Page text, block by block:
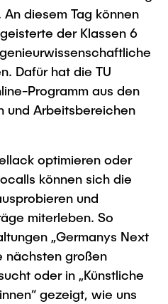
to Face Climate
Support
News
in Education
Technology
Team
An diesem Tag können
der Klassen 6
Dafür hat die TU
Programm aus den
und Arbeitsbereichen
optimieren oder
können sich die
und
miterleben. So
„Germanys Next
nächsten großen
oder in „Künstliche
gezeigt, wie uns